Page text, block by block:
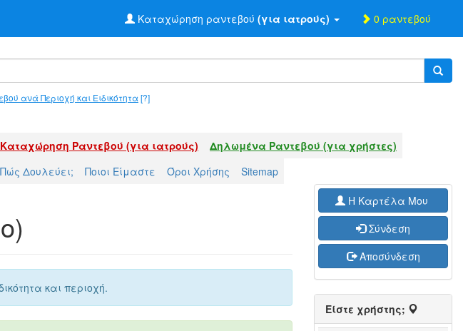
Καταχώρηση ραντεβού (για ιατρούς) 0 ραντεβού
ανά Περιοχή και Ειδικότητα[?]
Καταχώρηση Ραντεβού (για ιατρούς)
Δηλωμένα Ραντεβού (για χρήστες)
Πώς Δουλεύει;
Ποιοι Είμαστε Όροι Χρήσης Sitemap
και περιοχή.
H Καρτέλα Μου
Σύνδεση
Αποσύνδεση
Είστε χρήστης;